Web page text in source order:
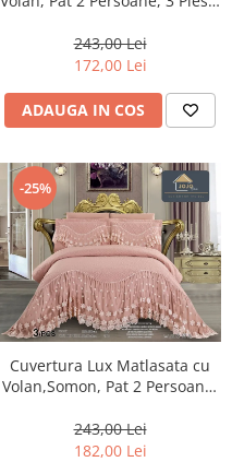
243,00 Lei
172,00 Lei
ADAUGA IN COS
-25%
Cuvertura Lux Matlasata cu
Volan,Somon, Pat 2 Persoane,
243,00 Lei
182,00 Lei